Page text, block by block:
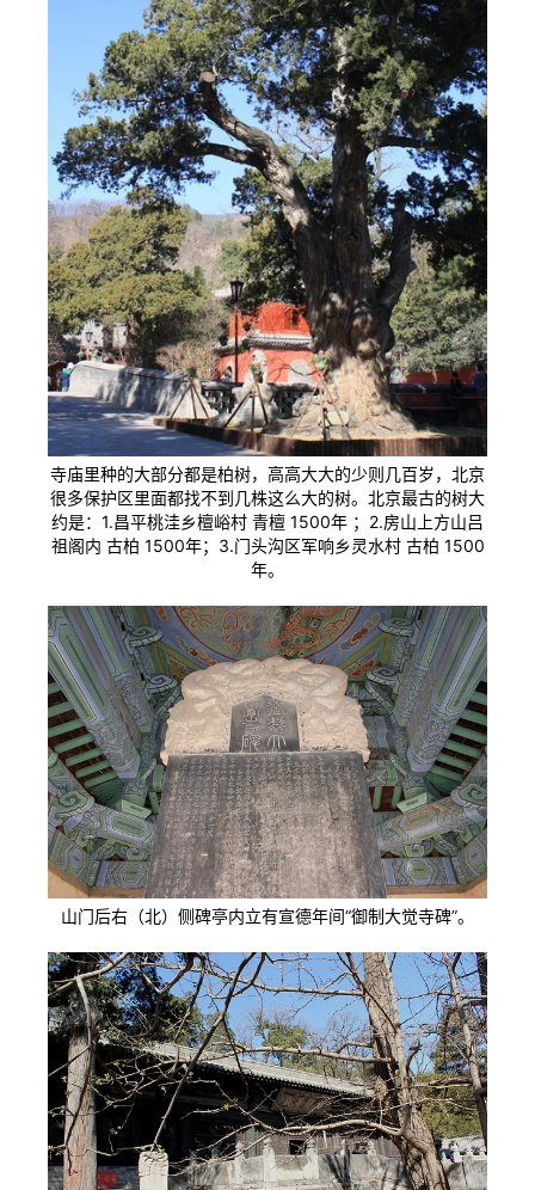
寺庙里种的大部分都是柏树，高高大大的少则几百岁，北京
很多保护区里面都找不到几株这么大的树。北京最古的树大
约是：1.昌平桃洼乡檀峪村 青檀 1500年 ；2.房山上方山吕
祖阁内 古柏 1500年；3.门头沟区军响乡灵水村 古柏 1500
年。
山门后右（北）侧碑亭内立有宣德年间“御制大觉寺碑”。